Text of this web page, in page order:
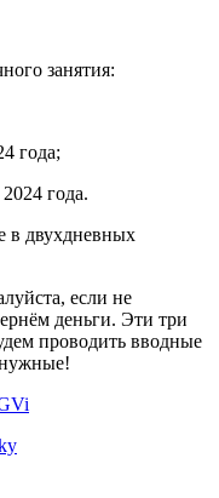
занятия:
года;
года.
в двухдневных
если не
деньги. Эти три
проводить вводные